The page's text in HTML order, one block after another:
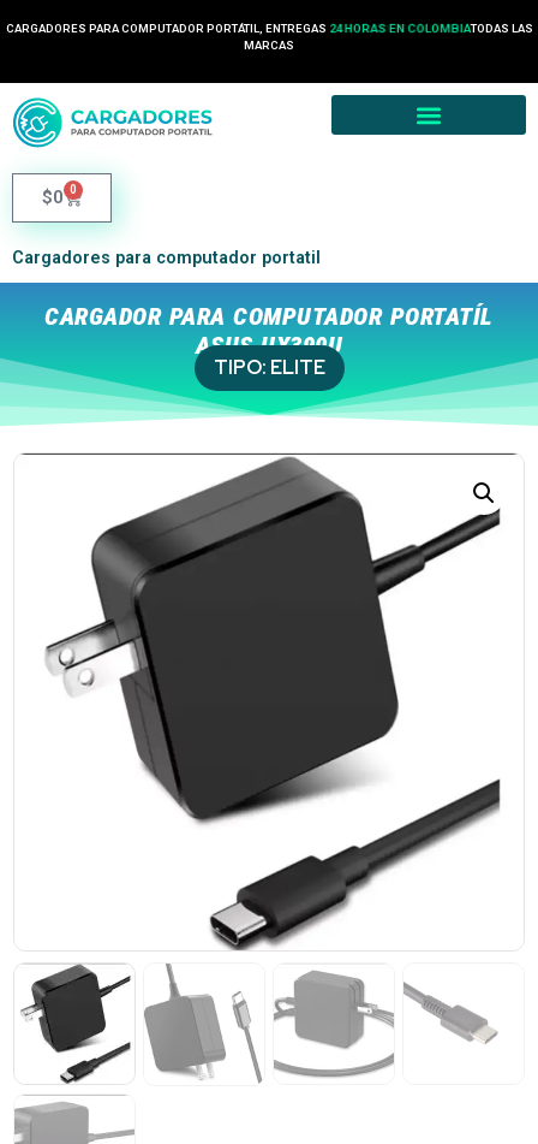
CARGADORES PARA COMPUTADOR PORTÁTIL, ENTREGAS 24 HORAS EN COLOMBIATODAS LAS
MARCAS
$0 0
Cargadores para computador portatil
CARGADOR PARA COMPUTADOR PORTATÍL
ASUS UX390U
TIPO: ELITE